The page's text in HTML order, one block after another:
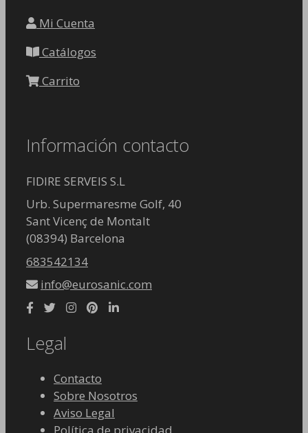
Mi Cuenta
Catálogos
Carrito
Información contacto
FIDIRE SERVEIS S.L
Urb. Supermaresme Golf, 40
Sant Vicenç de Montalt
(08394) Barcelona
683542134
info@eurosanic.com
Legal
Contacto
Sobre Nosotros
Aviso Legal